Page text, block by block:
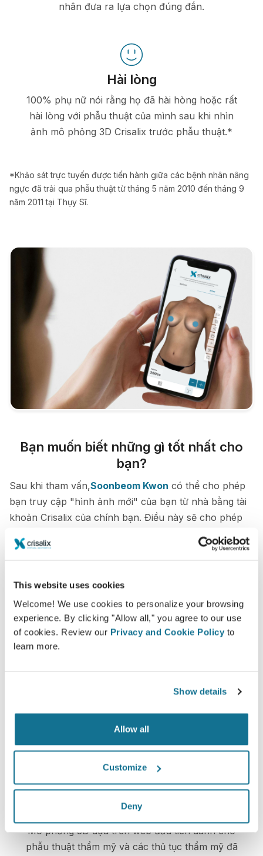
This website uses cookies
Welcome! We use cookies to personalize your browsing
experience. By clicking "Allow all," you agree to our use
of cookies. Review our Privacy and Cookie Policy to
learn more.
Show details
Allow all
Customize
Deny
nhân đưa ra lựa chọn đúng đắn.
Hài lòng
100% phụ nữ nói rằng họ đã hài hòng hoặc rất
hài lòng với phẫu thuật của mình sau khi nhìn
ảnh mô phỏng 3D Crisalix trước phẫu thuật.*
*Khảo sát trực tuyến được tiến hành giữa các bệnh nhân nâng
ngực đã trải qua phẫu thuật từ tháng 5 năm 2010 đến tháng 9
năm 2011 tại Thụy Sĩ.
Bạn muốn biết những gì tốt nhất cho
bạn?
Sau khi tham vấn,Soonbeom Kwon có thể cho phép
bạn truy cập "hình ảnh mới" của bạn từ nhà bằng tài
khoản Crisalix của chính bạn. Điều này sẽ cho phép
bạn chia sẻ hình ảnh với gia đình và bạn bè của bạn
hoặc bất cứ ai bạn muốn nhận được lời khuyên.
Xem hình ảnh mới của bạn
Crisalix cam kết bảo vệ quyền riêng tư của bạn
Công nghệ cao
Mô phỏng 3D dựa trên web đầu tiên dành cho
phẫu thuật thẩm mỹ và các thủ tục thẩm mỹ đã